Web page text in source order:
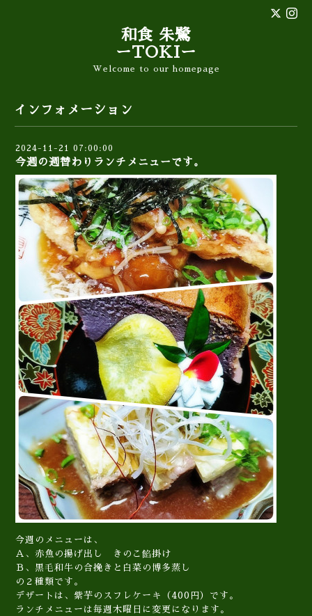
和食 朱鷺
ーTOKIー
Welcome to our homepage
インフォメーション
2024-11-21 07:00:00
今週の週替わりランチメニューです。
今週のメニューは、
Ａ、赤魚の揚げ出し きのこ餡掛け
Ｂ、黒毛和牛の合挽きと白菜の博多蒸し
の２種類です。
デザートは、紫芋のスフレケーキ（400円）です。
ランチメニューは毎週木曜日に変更になります。